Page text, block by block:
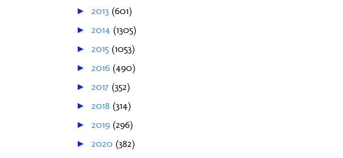
► 2013 (601)
► 2014 (1305)
► 2015 (1053)
► 2016 (490)
► 2017 (352)
► 2018 (314)
► 2019 (296)
► 2020 (382)